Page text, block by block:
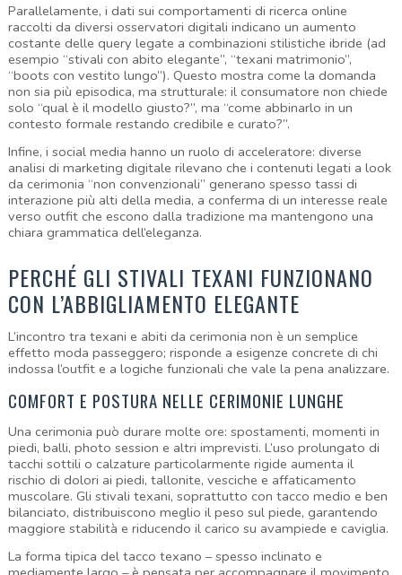
Parallelamente, i dati sui comportamenti di ricerca online
raccolti da diversi osservatori digitali indicano un aumento
costante delle query legate a combinazioni stilistiche ibride (ad
esempio “stivali con abito elegante”, “texani matrimonio”,
“boots con vestito lungo”). Questo mostra come la domanda
non sia più episodica, ma strutturale: il consumatore non chiede
solo “qual è il modello giusto?”, ma “come abbinarlo in un
contesto formale restando credibile e curato?”.
Infine, i social media hanno un ruolo di acceleratore: diverse
analisi di marketing digitale rilevano che i contenuti legati a look
da cerimonia “non convenzionali” generano spesso tassi di
interazione più alti della media, a conferma di un interesse reale
verso outfit che escono dalla tradizione ma mantengono una
chiara grammatica dell’eleganza.
PERCHÉ GLI STIVALI TEXANI FUNZIONANO
CON L’ABBIGLIAMENTO ELEGANTE
L’incontro tra texani e abiti da cerimonia non è un semplice
effetto moda passeggero; risponde a esigenze concrete di chi
indossa l’outfit e a logiche funzionali che vale la pena analizzare.
COMFORT E POSTURA NELLE CERIMONIE LUNGHE
Una cerimonia può durare molte ore: spostamenti, momenti in
piedi, balli, photo session e altri imprevisti. L’uso prolungato di
tacchi sottili o calzature particolarmente rigide aumenta il
rischio di dolori ai piedi, tallonite, vesciche e affaticamento
muscolare. Gli stivali texani, soprattutto con tacco medio e ben
bilanciato, distribuiscono meglio il peso sul piede, garantendo
maggiore stabilità e riducendo il carico su avampiede e caviglia.
La forma tipica del tacco texano – spesso inclinato e